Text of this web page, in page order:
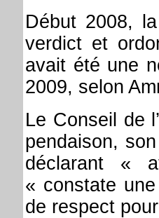
Début 2008,
verdict et
avait été une
2009, selon
Le Conseil de
pendaison,
déclarant «
« constate
de respect